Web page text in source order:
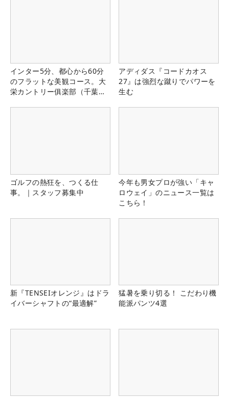
インター5分、都心から60分
のフラットな美観コース。大
栄カントリー俱楽部（千葉
アディダス『コードカオス
27』は強烈な蹴りでパワーを
生む
ゴルフの熱狂を、つくる仕
事。｜スタッフ募集中
今年も男女プロが強い「キャ
ロウェイ」のニュース一覧は
こちら！
新『TENSEIオレンジ』はドラ
イバーシャフトの“最適解”
猛暑を乗り切る！ こだわり機
能派パンツ4選